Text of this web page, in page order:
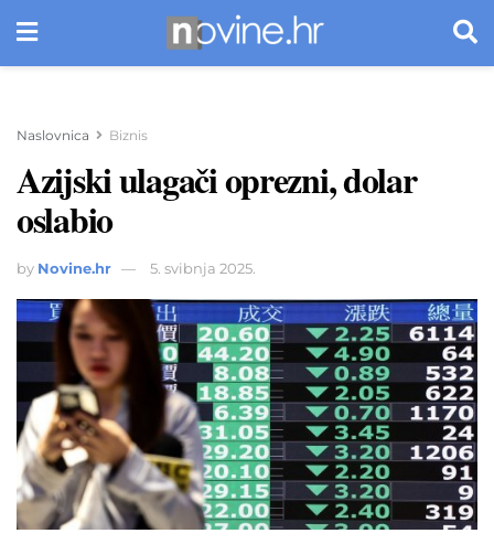
Naslovnica Biznis
Azijski ulagači oprezni, dolar
oslabio
by Novine.hr 5. svibnja 2025.